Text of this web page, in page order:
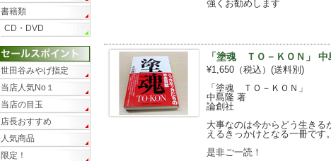
強くお勧めします
「塗魂 ＴＯ－ＫＯＮ」
¥1,650（税込） (送料別)
「塗魂 ＴＯ－ＫＯＮ」
中島隆 著
論創社
大事なのは今からどう生きる
えるきっかけとなる一冊です。
是非ご一読！
書籍類
CD・DVD
世田谷みやげ指定
当店人気No１
当店の目玉
店長おすすめ
人気商品
限定！